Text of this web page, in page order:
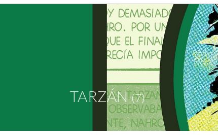
TARZÁN(7)